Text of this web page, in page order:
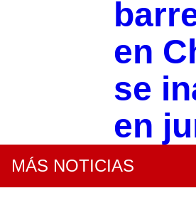
en
se
en
MÁS NOTICIAS